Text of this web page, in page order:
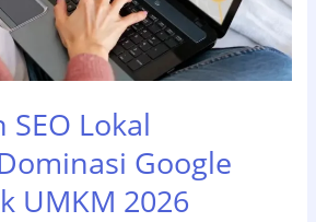
SEO Lokal
Google
UMKM 2026